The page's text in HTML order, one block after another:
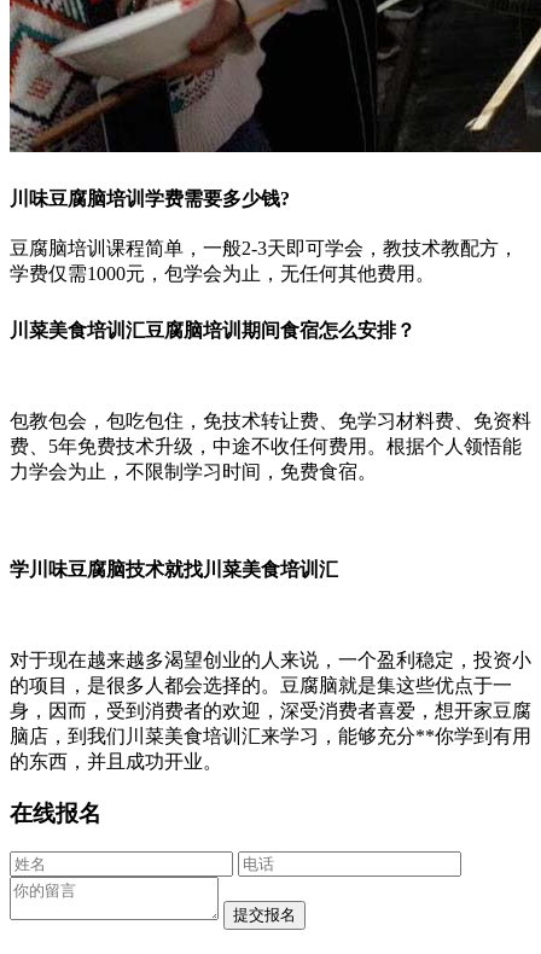
川味豆腐脑培训学费需要多少钱?
豆腐脑培训课程简单，一般2-3天即可学会，教技术教配方，
学费仅需1000元，包学会为止，无任何其他费用。
川菜美食培训汇豆腐脑培训期间食宿怎么安排？
包教包会，包吃包住，免技术转让费、免学习材料费、免资料
费、5年免费技术升级，中途不收任何费用。根据个人领悟能
力学会为止，不限制学习时间，免费食宿。
学川味豆腐脑技术就找川菜美食培训汇
对于现在越来越多渴望创业的人来说，一个盈利稳定，投资小
的项目，是很多人都会选择的。豆腐脑就是集这些优点于一
身，因而，受到消费者的欢迎，深受消费者喜爱，想开家豆腐
脑店，到我们川菜美食培训汇来学习，能够充分**你学到有用
的东西，并且成功开业。
在线报名